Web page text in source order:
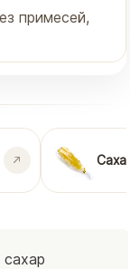
примесей,